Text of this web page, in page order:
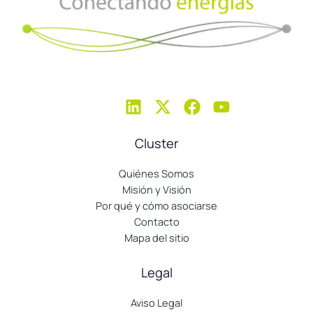
Cluster
Quiénes Somos
Misión y Visión
Por qué y cómo asociarse
Contacto
Mapa del sitio
Legal
Aviso Legal